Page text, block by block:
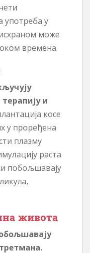
употреба у
може
времена.
терапију и
косе
у проређена
плазму
раста
побољшавају
живота